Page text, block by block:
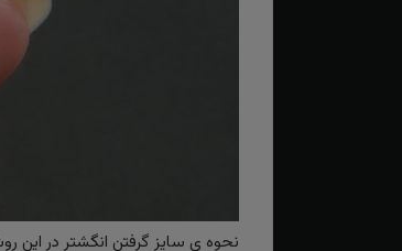
نحوه ی سایز گرفتن انگشتر در این